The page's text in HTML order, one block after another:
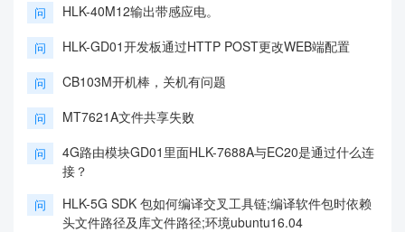
问 HLK-40M12输出带感应电。
问 HLK-GD01开发板通过HTTP POST更改WEB端配置
问 CB103M开机棒，关机有问题
问 MT7621A文件共享失败
问
4G路由模块GD01里面HLK-7688A与EC20是通过什么连
接？
问
HLK-5G SDK 包如何编译交叉工具链;编译软件包时依赖
头文件路径及库文件路径;环境ubuntu16.04